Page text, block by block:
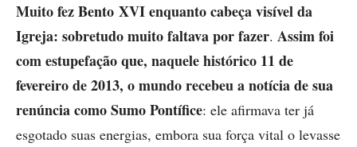
Muito fez Bento XVI enquanto cabeça visível da
Igreja: sobretudo muito faltava por fazer. Assim foi
com estupefação que, naquele histórico 11 de
fevereiro de 2013, o mundo recebeu a notícia de sua
renúncia como Sumo Pontífice: ele afirmava ter já
esgotado suas energias, embora sua força vital o levasse